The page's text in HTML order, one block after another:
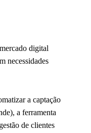
digital
necessidades
a captação
a ferramenta
de clientes